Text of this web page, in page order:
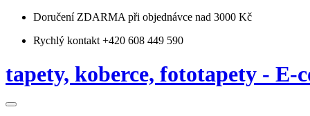
Doručení ZDARMA při objednávce nad 3000 Kč
Rychlý kontakt +420 608 449 590
tapety, koberce, fototapety - E-